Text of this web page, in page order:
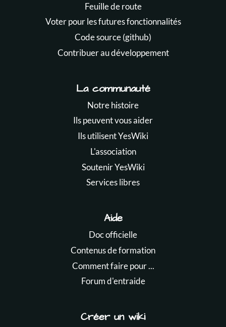
Feuille de route
Voter pour les futures fonctionnalités
Code source (github)
Contribuer au développement
La communauté
Notre histoire
Ils peuvent vous aider
Ils utilisent YesWiki
L'association
Soutenir YesWiki
Services libres
Aide
Doc officielle
Contenus de formation
Comment faire pour ...
Forum d'entraide
Créer un wiki